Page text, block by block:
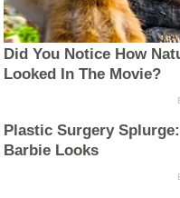
Did You Notice How
Looked In The Movie?
Plastic Surgery
Barbie Looks